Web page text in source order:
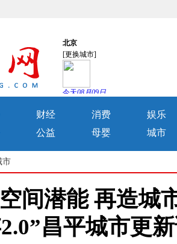
财经 消费
娱乐
公益 母婴 城市
市
间潜能 再造
昌平城市更